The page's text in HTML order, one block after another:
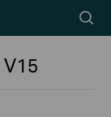
icon
V15